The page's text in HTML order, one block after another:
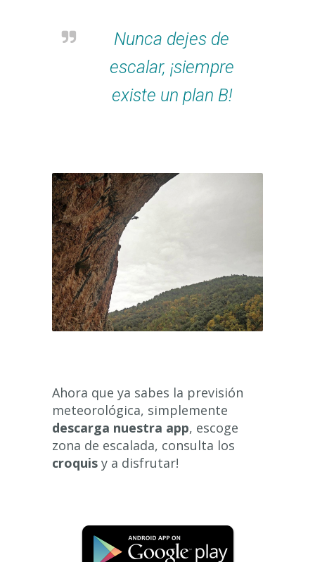
Nunca dejes de
escalar, ¡siempre
existe un plan B!
Ahora que ya sabes la previsión
meteorológica, simplemente
descarga nuestra app, escoge
zona de escalada, consulta los
croquis y a disfrutar!